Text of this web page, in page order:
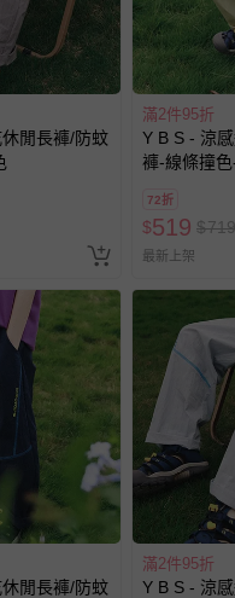
品享有7天的鑑賞期／猶豫
您所退回的商品必須是未
、配件、說明文件及贈品等
請於收到商品7天（含例假
產生的運費，將由媽咪愛負
『查詢訂單』>『已出貨』
退貨』即可進行申請。若
客服ID: @mamilove我們
。
滿額贈…等活動，如因部份
動門檻，將以原價計算，活
消費者保護法的規定，不適
、保存期限較短或解約時即
品等）。
閒長褲/防蚊
滿2件95折
Y B S - 涼
褲-線條撞
72折
$519 $719
最新上架
閒長褲/防蚊
滿2件95折
Y B S - 涼